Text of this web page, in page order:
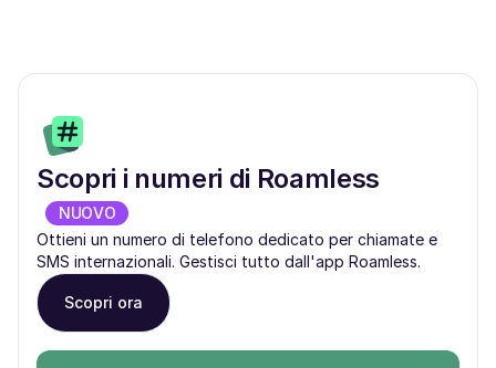
Scopri i numeri di Roamless
NUOVO
Ottieni un numero di telefono dedicato per chiamate e
SMS internazionali. Gestisci tutto dall'app Roamless.
Scopri ora